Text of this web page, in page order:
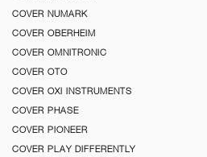
COVER NUMARK
COVER OBERHEIM
COVER OMNITRONIC
COVER OTO
COVER OXI INSTRUMENTS
COVER PHASE
COVER PIONEER
COVER PLAY DIFFERENTLY